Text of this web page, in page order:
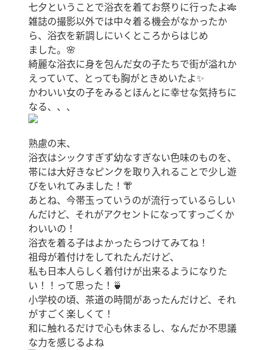
七夕ということで浴衣を着てお祭りに行ったよ🎋
雑誌の撮影以外では中々着る機会がなかったか
ら、浴衣を新調しにいくところからはじめ
ました。🌸
綺麗な浴衣に身を包んだ女の子たちで街が溢れか
えっていて、とっても胸がときめいたよ✨
かわいい女の子をみるとほんとに幸せな気持ちに
なる、、、
熟慮の末、
浴衣はシックすぎず幼なすぎない色味のものを、
帯には大好きなピンクを取り入れることで少し遊
びをいれてみました！👘
あとね、今帯玉っていうのが流行っているらしい
んだけど、それがアクセントになってすっごくか
わいいの！
浴衣を着る子はよかったらつけてみてね！
祖母が着付けをしてれたんだけど、
私も日本人らしく着付けが出来るようになりた
い！！って思った！🍵
小学校の頃、茶道の時間があったんだけど、それ
がすごく楽しくて！
和に触れるだけで心も休まるし、なんだか不思議
な力を感じるよね